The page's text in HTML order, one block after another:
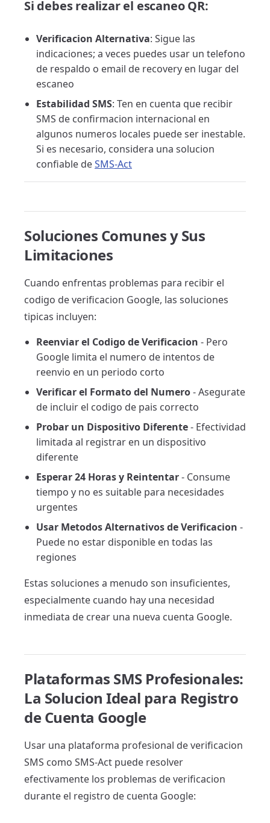
Si debes realizar el escaneo QR:
Verificacion Alternativa: Sigue las
indicaciones; a veces puedes usar un telefono
de respaldo o email de recovery en lugar del
escaneo
Estabilidad SMS: Ten en cuenta que recibir
SMS de confirmacion internacional en
algunos numeros locales puede ser inestable.
Si es necesario, considera una solucion
confiable deSMS-Act
Soluciones Comunes y Sus
Limitaciones
Cuando enfrentas problemas para recibir el
codigo de verificacion Google, las soluciones
tipicas incluyen:
Reenviar el Codigo de Verificacion - Pero
Google limita el numero de intentos de
reenvio en un periodo corto
Verificar el Formato del Numero- Asegurate
de incluir el codigo de pais correcto
Probar un Dispositivo Diferente- Efectividad
limitada al registrar en un dispositivo
diferente
Esperar 24 Horas y Reintentar- Consume
tiempo y no es suitable para necesidades
urgentes
Usar Metodos Alternativos de Verificacion -
Puede no estar disponible en todas las
regiones
Estas soluciones a menudo son insuficientes,
especialmente cuando hay una necesidad
inmediata de crear una nueva cuenta Google.
Plataformas SMS Profesionales:
La Solucion Ideal para Registro
de Cuenta Google
Usar una plataforma profesional de verificacion
SMS como SMS-Act puede resolver
efectivamente los problemas de verificacion
durante el registro de cuenta Google: